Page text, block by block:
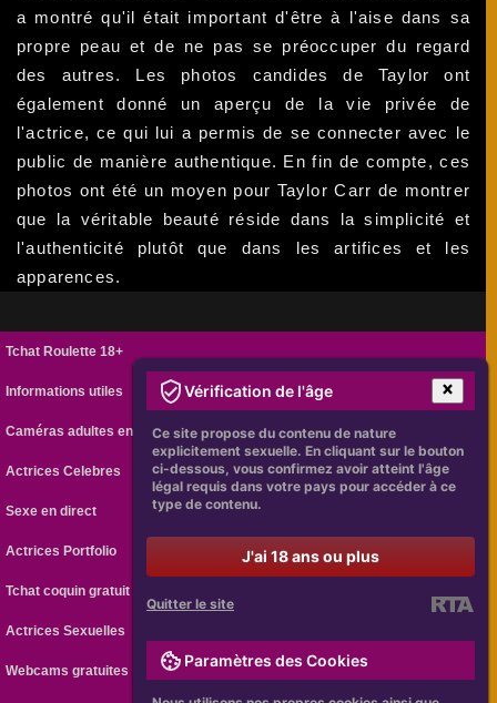
a montré qu'il était important d'être à l'aise dans sa
propre peau et de ne pas se préoccuper du regard
des autres. Les photos candides de Taylor ont
également donné un aperçu de la vie privée de
l'actrice, ce qui lui a permis de se connecter avec le
public de manière authentique. En fin de compte, ces
photos ont été un moyen pour Taylor Carr de montrer
que la véritable beauté réside dans la simplicité et
l'authenticité plutôt que dans les artifices et les
apparences.
Tchat Roulette 18+
Informations utiles
Caméras adultes en ligne
Actrices Celebres
Sexe en direct
Actrices Portfolio
Tchat coquin gratuit
Actrices Sexuelles
Webcams gratuites
Vérification de l'âge
Ce site propose du contenu de nature
explicitement sexuelle. En cliquant sur le bouton
ci-dessous, vous confirmez avoir atteint l'âge
légal requis dans votre pays pour accéder à ce
type de contenu.
J'ai 18 ans ou plus
Quitter le site
Paramètres des Cookies